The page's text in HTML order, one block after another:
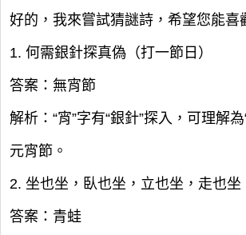
好的，我來嘗試猜謎詩，希望您能喜
1. 何需銀針探真偽（打一節日）
答案：無宵節
解析：“宵”字有“銀針”探入，可理解
元宵節。
2. 坐也坐，臥也坐，立也坐，走也坐
答案：青蛙